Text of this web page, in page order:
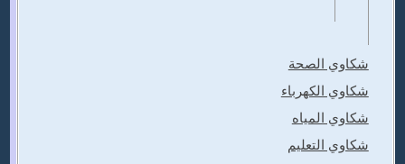
شكاوي الصحة
شكاوي الكهرباء
شكاوي المياه
شكاوي التعليم